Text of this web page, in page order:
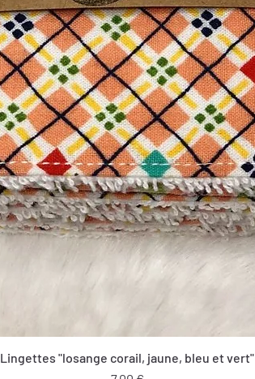
Lingettes "losange corail, jaune, bleu et vert"